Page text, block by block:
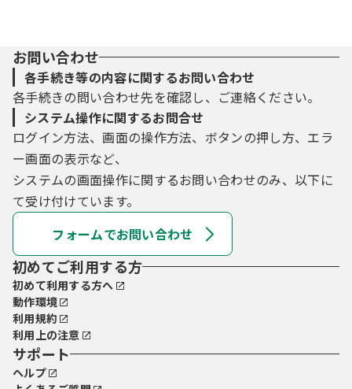
お問い合わせ
各手続き等の内容に関するお問い合わせ
各手続きの問い合わせ先を確認し、ご連絡ください。
システム操作に関するお問合せ
ログイン方法、画面の操作方法、ボタンの押し方、エラ
ー画面の表示など、
システムの画面操作に関するお問い合わせのみ、以下に
て受け付けています。
フォームでお問い合わせ
初めてご利用する方
初めて利用する方へ
動作環境
利用規約
利用上の注意
サポート
ヘルプ